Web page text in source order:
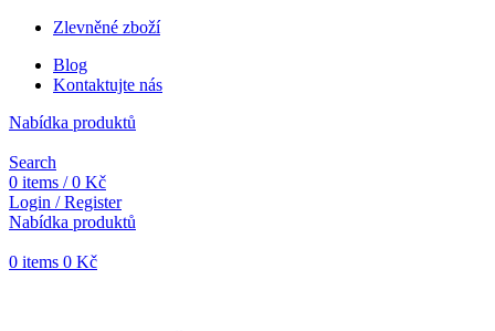
Zlevněné zboží
Blog
Kontaktujte nás
Nabídka produktů
Search
0 items / 0 Kč
Login / Register
Nabídka produktů
0 items 0 Kč